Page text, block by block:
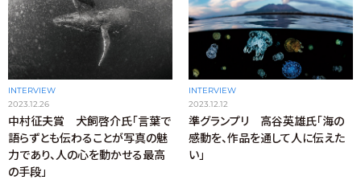
INTERVIEW
2023.12.26
中村征夫賞 犬飼啓介氏「言葉で
語らずとも伝わることが写真の魅
力であり、人の心を動かせる最高
の手段」
INTERVIEW
2023.12.12
準グランプリ 高谷英雄氏「海の
感動を、作品を通して人に伝えた
い」